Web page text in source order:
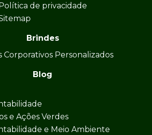
Política de privacidade
Brindes
Corporativos Personalizados
Blog
e Ações Verdes
e Meio Ambiente